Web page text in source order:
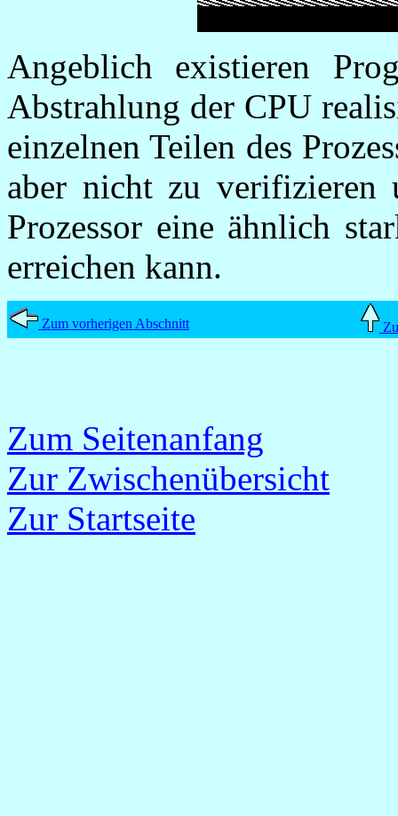
Angeblich existieren
Abstrahlung der CPU
einzelnen Teilen des
aber nicht zu
Prozessor eine ähnlich
erreichen kann.
Zum vorherigen Abschnitt
Zum Seitenanfang
Zur Zwischenübersicht
Zur Startseite